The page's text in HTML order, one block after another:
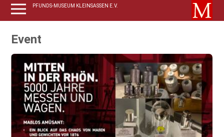
PFUNDS-MUSEUM KLEINSASSEN E.V.
Event